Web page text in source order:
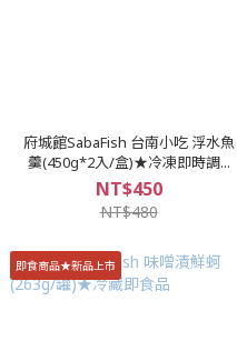
府城館SabaFish 台南小吃 浮水魚
羹(450g*2入/盒)★冷凍即時調...
NT$450
NT$480
即食商品★新品上市